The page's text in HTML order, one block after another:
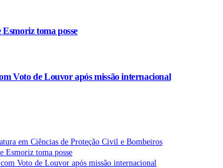
toma posse
Voto de Louvor após missão internacional
em Ciências de Proteção Civil e Bombeiros
Esmoriz toma posse
Voto de Louvor após missão internacional